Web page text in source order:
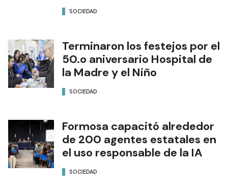
SOCIEDAD
Terminaron los festejos por el
50.o aniversario Hospital de
la Madre y el Niño
SOCIEDAD
Formosa capacitó alrededor
de 200 agentes estatales en
el uso responsable de la IA
SOCIEDAD